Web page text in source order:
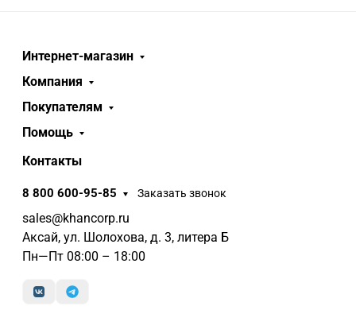
Интернет-магазин
Компания
Покупателям
Помощь
Контакты
8 800 600-95-85 Заказать звонок
sales@khancorp.ru
Аксай, ул. Шолохова, д. 3, литера Б
Пн—Пт 08:00 – 18:00